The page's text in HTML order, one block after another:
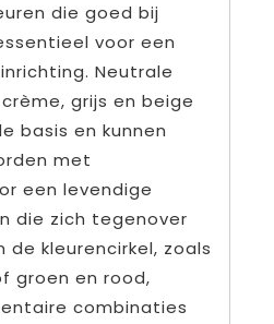
die goed bij
voor een
Neutrale
grijs en beige
basis en kunnen
met
een levendige
die zich tegenover
de kleurencirkel, zoals
groen en rood,
combinaties